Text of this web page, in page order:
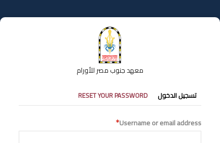
إلى
المحتوى
معهد جنوب مصر للأورام
التبويبات
الأساسية
تسجيل الدخول RESET YOUR PASSWORD
Username or email address